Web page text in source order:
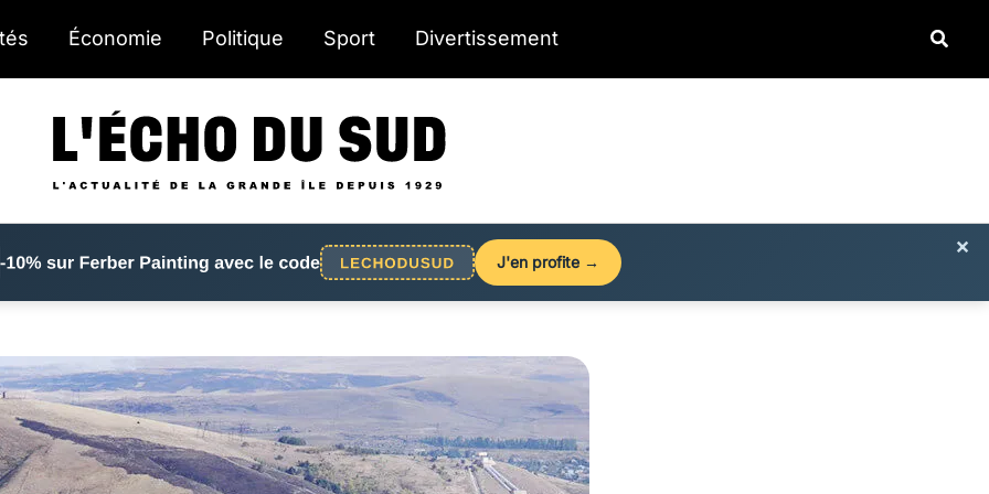
Économie Politique Sport Divertissement
×
J'en profite →